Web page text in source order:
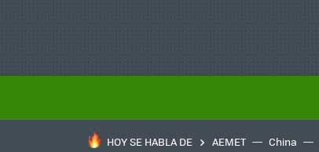
HOY SE HABLA DE AEMET China